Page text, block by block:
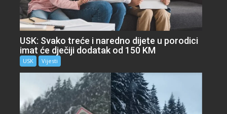
USK: Svako treće i naredno dijete u porodici
imat će dječiji dodatak od 150 KM
USK Vijesti